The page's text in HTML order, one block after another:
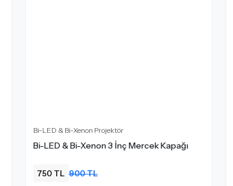
Bi-LED & Bi-Xenon Projektör
Bi-LED & Bi-Xenon 3 İnç Mercek Kapağı
750 TL 900 TL